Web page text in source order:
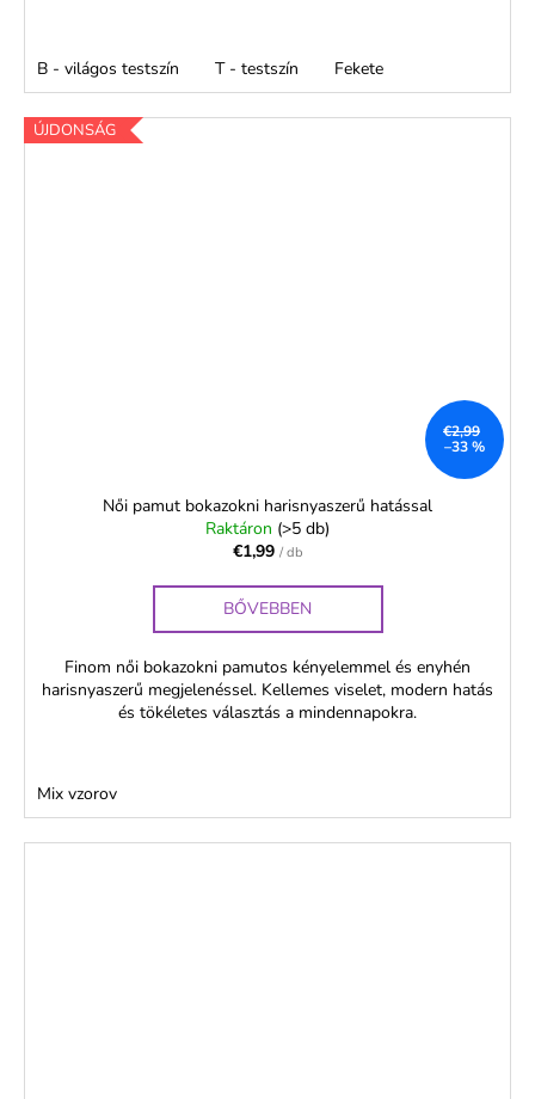
B - világos testszín T - testszín Fekete
ÚJDONSÁG
€2,99
–33 %
Női pamut bokazokni harisnyaszerű hatással
Raktáron (>5 db)
€1,99 / db
BŐVEBBEN
Finom női bokazokni pamutos kényelemmel és enyhén
harisnyaszerű megjelenéssel. Kellemes viselet, modern hatás
és tökéletes választás a mindennapokra.
Mix vzorov